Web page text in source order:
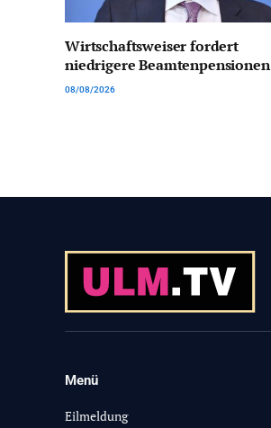
Wirtschaftsweiser fordert
niedrigere Beamtenpensionen
08/08/2026
Menü
Eilmeldung